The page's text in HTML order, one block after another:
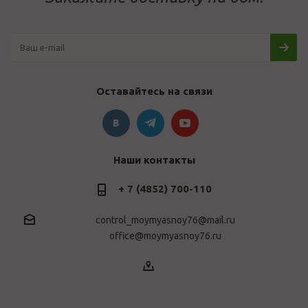
Оставайтесь на связи
Наши контакты
+ 7 (4852) 700-110
control_moymyasnoy76@mail.ru
office@moymyasnoy76.ru